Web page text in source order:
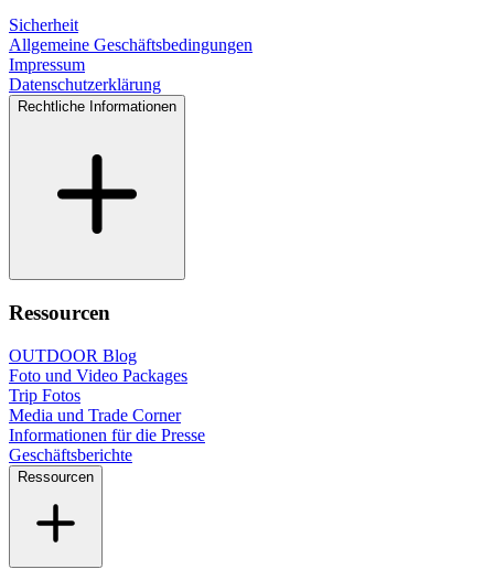
Sicherheit
Allgemeine Geschäftsbedingungen
Impressum
Datenschutzerklärung
Rechtliche Informationen
Ressourcen
OUTDOOR Blog
Foto und Video Packages
Trip Fotos
Media und Trade Corner
Informationen für die Presse
Geschäftsberichte
Ressourcen